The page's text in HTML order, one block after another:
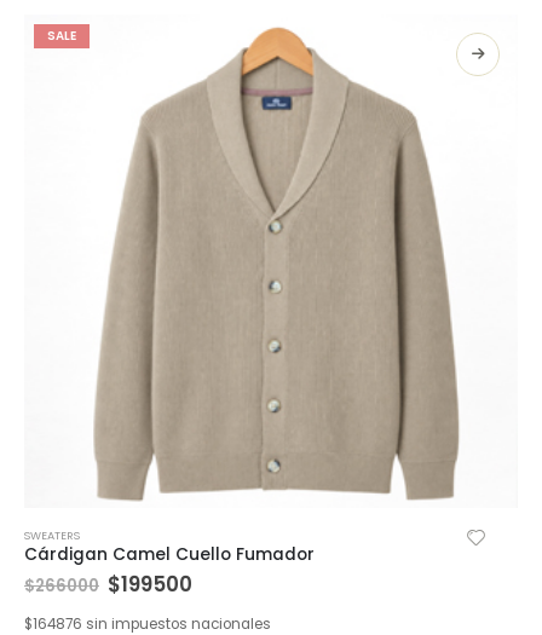
SALE
SWEATERS
Cárdigan Camel Cuello Fumador
$266000 $199500
$164876 sin impuestos nacionales